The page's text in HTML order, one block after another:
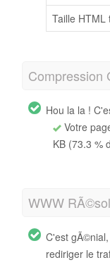
Taille HTML
Compression
Hou la la !
Votre
KB (73.3 %
WWW
C'est
rediriger le